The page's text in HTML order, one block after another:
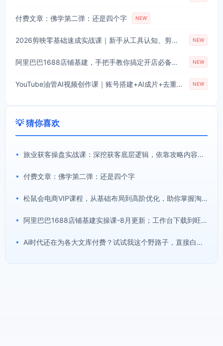
付费文章：佛学第二弹：还是四个字 NEW
2026剪映零基础速成实战课｜新手从工具认知、剪辑剪辑、特效配音到爆款短视频完整制作一站式教学 NEW
阿里巴巴1688店铺基建，手把手教你搞定开店必备操作(更新8月) NEW
YouTube油管AI视频创作课｜账号搭建+AI成片+去重限流解决方案，YPP变现一站式教学(更新0809) NEW
💡 猜你喜欢
• 旅业获客操盘实战课：深挖获客底层逻辑，依靠攻略内容搭建旅游行业稳定引流体系
• 付费文章：佛学第二弹：还是四个字
• 松鼠会电商VIP课程，从基础布局到高阶优化，助你掌握淘宝运营逻辑，提升店铺流量与转化(更新0809)
• 阿里巴巴1688店铺基建实操课-8月更新；工作台下载到旺铺装修客服分流，手把手搞定开店全部必备操作
• Ai时代还在为各大文库付费？试试我这个野路子，直接白嫖各大文库！